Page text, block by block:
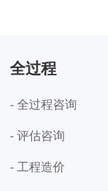
全过程
- 全过程咨询
- 评估咨询
- 工程造价